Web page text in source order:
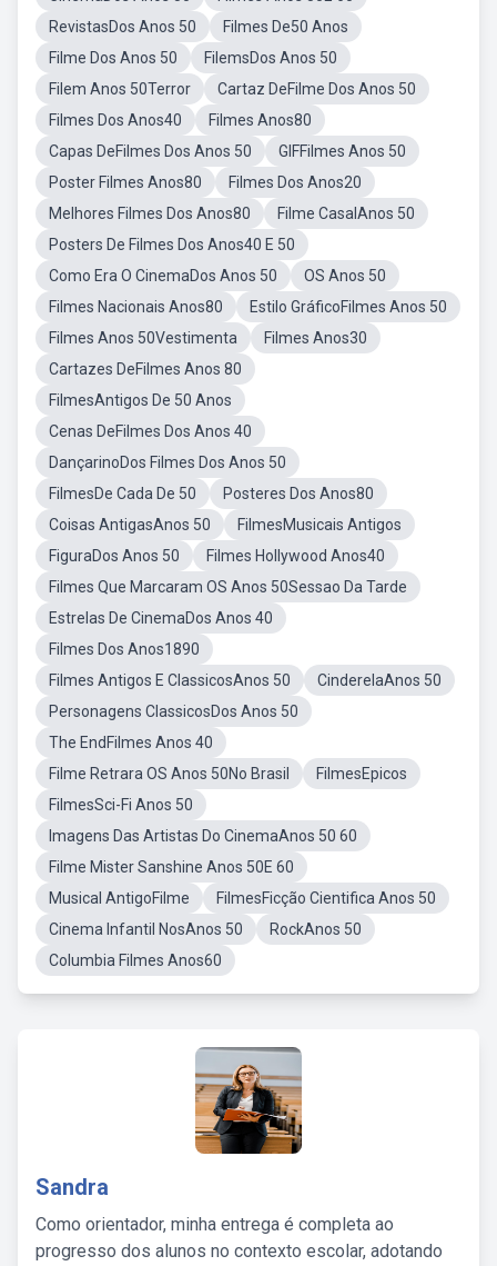
RevistasDos Anos 50
Filmes De50 Anos
Filme Dos Anos 50
FilemsDos Anos 50
Filem Anos 50Terror
Cartaz DeFilme Dos Anos 50
Filmes Dos Anos40
Filmes Anos80
Capas DeFilmes Dos Anos 50
GIFFilmes Anos 50
Poster Filmes Anos80
Filmes Dos Anos20
Melhores Filmes Dos Anos80
Filme CasalAnos 50
Posters De Filmes Dos Anos40 E 50
Como Era O CinemaDos Anos 50
OS Anos 50
Filmes Nacionais Anos80
Estilo GráficoFilmes Anos 50
Filmes Anos 50Vestimenta
Filmes Anos30
Cartazes DeFilmes Anos 80
FilmesAntigos De 50 Anos
Cenas DeFilmes Dos Anos 40
DançarinoDos Filmes Dos Anos 50
FilmesDe Cada De 50
Posteres Dos Anos80
Coisas AntigasAnos 50
FilmesMusicais Antigos
FiguraDos Anos 50
Filmes Hollywood Anos40
Filmes Que Marcaram OS Anos 50Sessao Da Tarde
Estrelas De CinemaDos Anos 40
Filmes Dos Anos1890
Filmes Antigos E ClassicosAnos 50
CinderelaAnos 50
Personagens ClassicosDos Anos 50
The EndFilmes Anos 40
Filme Retrara OS Anos 50No Brasil
FilmesEpicos
FilmesSci-Fi Anos 50
Imagens Das Artistas Do CinemaAnos 50 60
Filme Mister Sanshine Anos 50E 60
Musical AntigoFilme
FilmesFicção Cientifica Anos 50
Cinema Infantil NosAnos 50
RockAnos 50
Columbia Filmes Anos60
Sandra
Como orientador, minha entrega é completa ao
progresso dos alunos no contexto escolar, adotando